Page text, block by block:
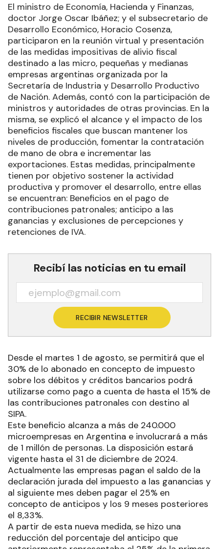
El ministro de Economía, Hacienda y Finanzas,
doctor Jorge Oscar Ibáñez; y el subsecretario de
Desarrollo Económico, Horacio Cosenza,
participaron en la reunión virtual y presentación
de las medidas impositivas de alivio fiscal
destinado a las micro, pequeñas y medianas
empresas argentinas organizada por la
Secretaría de Industria y Desarrollo Productivo
de Nación. Además, contó con la participación de
ministros y autoridades de otras provincias. En la
misma, se explicó el alcance y el impacto de los
beneficios fiscales que buscan mantener los
niveles de producción, fomentar la contratación
de mano de obra e incrementar las
exportaciones. Estas medidas, principalmente
tienen por objetivo sostener la actividad
productiva y promover el desarrollo, entre ellas
se encuentran: Beneficios en el pago de
contribuciones patronales; anticipo a las
ganancias y exclusiones de percepciones y
retenciones de IVA.
Recibí las noticias en tu email
RECIBIR NEWSLETTER
Desde el martes 1 de agosto, se permitirá que el
30% de lo abonado en concepto de impuesto
sobre los débitos y créditos bancarios podrá
utilizarse como pago a cuenta de hasta el 15% de
las contribuciones patronales con destino al
SIPA.
Este beneficio alcanza a más de 240.000
microempresas en Argentina e involucrará a más
de 1 millón de personas. La disposición estará
vigente hasta el 31 de diciembre de 2024.
Actualmente las empresas pagan el saldo de la
declaración jurada del impuesto a las ganancias y
al siguiente mes deben pagar el 25% en
concepto de anticipos y los 9 meses posteriores
el 8,33%.
A partir de esta nueva medida, se hizo una
reducción del porcentaje del anticipo que